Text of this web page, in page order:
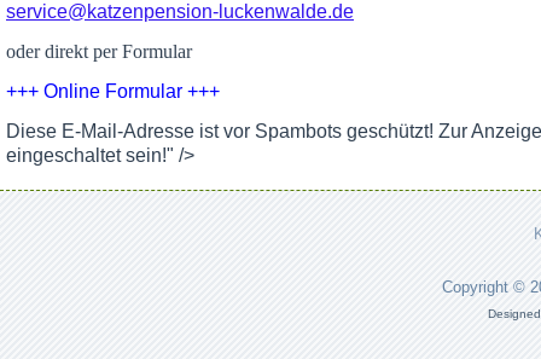
service@katzenpension-luckenwalde.de
oder direkt per Formular
+++ Online Formular +++
Diese E-Mail-Adresse ist vor Spambots geschützt! Zur
eingeschaltet sein!" />
Copyright ©